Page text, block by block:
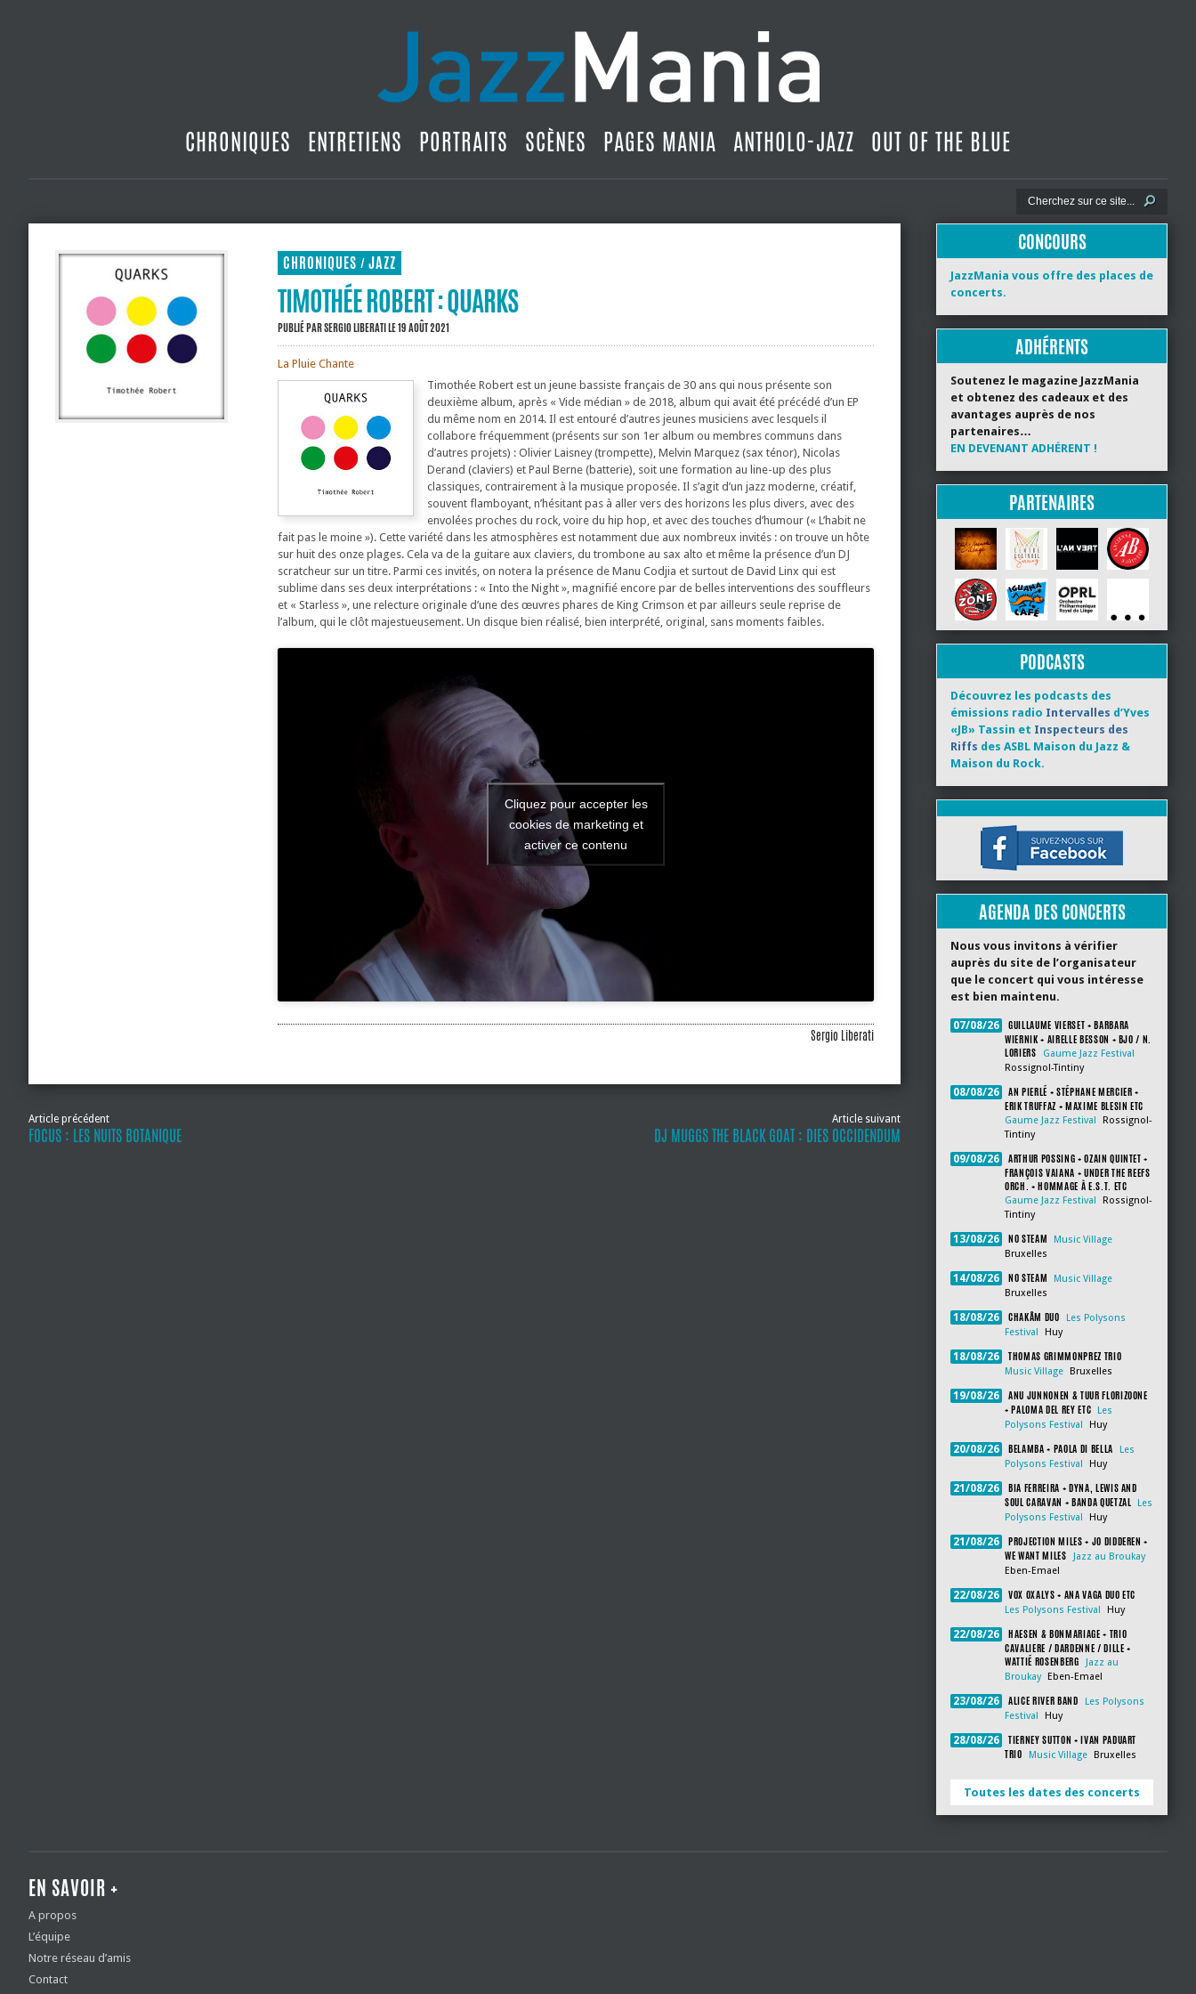
CHRONIQUES ENTRETIENS PORTRAITS SCÈNES PAGES MANIA ANTHOLO-JAZZ OUT OF THE BLUE
CHRONIQUES / JAZZ
TIMOTHÉE ROBERT : QUARKS
PUBLIÉ PARSERGIO LIBERATILE 19 AOÛT 2021
La Pluie Chante
Timothée Robert est un jeune bassiste français de 30 ans qui nous présente son
deuxième album, après « Vide médian » de 2018, album qui avait été précédé d’un EP
du même nom en 2014. Il est entouré d’autres jeunes musiciens avec lesquels il
collabore fréquemment (présents sur son 1er album ou membres communs dans
d’autres projets) : Olivier Laisney (trompette), Melvin Marquez (sax ténor), Nicolas
Derand (claviers) et Paul Berne (batterie), soit une formation au line-up des plus
classiques, contrairement à la musique proposée. Il s’agit d’un jazz moderne, créatif,
souvent flamboyant, n’hésitant pas à aller vers des horizons les plus divers, avec des
envolées proches du rock, voire du hip hop, et avec des touches d’humour (« L’habit ne
fait pas le moine »). Cette variété dans les atmosphères est notamment due aux nombreux invités : on trouve un hôte
sur huit des onze plages. Cela va de la guitare aux claviers, du trombone au sax alto et même la présence d’un DJ
scratcheur sur un titre. Parmi ces invités, on notera la présence de Manu Codjia et surtout de David Linx qui est
sublime dans ses deux interprétations : « Into the Night », magnifié encore par de belles interventions des souffleurs
et « Starless », une relecture originale d’une des œuvres phares de King Crimson et par ailleurs seule reprise de
l’album, qui le clôt majestueusement. Un disque bien réalisé, bien interprété, original, sans moments faibles.
Cliquez pour accepter les
cookies de marketing et
activer ce contenu
Sergio Liberati
Article précédent
FOCUS : LES NUITS BOTANIQUE
Article suivant
DJ MUGGS THE BLACK GOAT : DIES OCCIDENDUM
CONCOURS
JazzMania vous offre des places de
concerts.
ADHÉRENTS
Soutenez le magazine JazzMania
et obtenez des cadeaux et des
avantages auprès de nos
partenaires…
EN DEVENANT ADHÉRENT !
PARTENAIRES
PODCASTS
Découvrez les podcasts des
émissions radio Intervalles d’Yves
«JB» Tassin et Inspecteurs des
Riffs des ASBL Maison du Jazz &
Maison du Rock.
AGENDA DES CONCERTS
Nous vous invitons à vérifier
auprès du site de l’organisateur
que le concert qui vous intéresse
est bien maintenu.
07/08/26
GUILLAUME VIERSET + BARBARA
WIERNIK + AIRELLE BESSON + BJO / N.
LORIERS
Gaume Jazz Festival
Rossignol-Tintiny
08/08/26
AN PIERLÉ + STÉPHANE MERCIER +
ERIK TRUFFAZ + MAXIME BLESIN ETC
Gaume Jazz Festival
Rossignol-
Tintiny
09/08/26
ARTHUR POSSING + OZAIN QUINTET +
FRANÇOIS VAIANA + UNDER THE REEFS
ORCH. + HOMMAGE À E.S.T. ETC
Gaume Jazz Festival
Rossignol-
Tintiny
13/08/26 NO STEAM
Music Village
Bruxelles
14/08/26 NO STEAM
Music Village
Bruxelles
18/08/26 CHAKÂM DUO
Les Polysons
Festival
Huy
18/08/26 THOMAS GRIMMONPREZ TRIO
Music Village Bruxelles
19/08/26
ANU JUNNONEN & TUUR FLORIZOONE
+ PALOMA DEL REY ETC
Les
Polysons Festival
Huy
20/08/26 BELAMBA + PAOLA DI BELLA
Les
Polysons Festival
Huy
21/08/26
BIA FERREIRA + DYNA, LEWIS AND
SOUL CARAVAN + BANDA QUETZAL
Les
Polysons Festival
Huy
21/08/26
PROJECTION MILES + JO DIDDEREN +
WE WANT MILES
Jazz au Broukay
Eben-Emael
22/08/26 VOX OXALYS + ANA VAGA DUO ETC
Les Polysons Festival Huy
22/08/26
HAESEN & BONMARIAGE + TRIO
CAVALIERE / DARDENNE / DILLE +
WATTIÉ ROSENBERG
Jazz au
Broukay
Eben-Emael
23/08/26 ALICE RIVER BAND
Les Polysons
Festival
Huy
28/08/26
TIERNEY SUTTON + IVAN PADUART
TRIO
Music Village Bruxelles
Toutes les dates des concerts
EN SAVOIR +
A propos
L’équipe
Notre réseau d’amis
Contact